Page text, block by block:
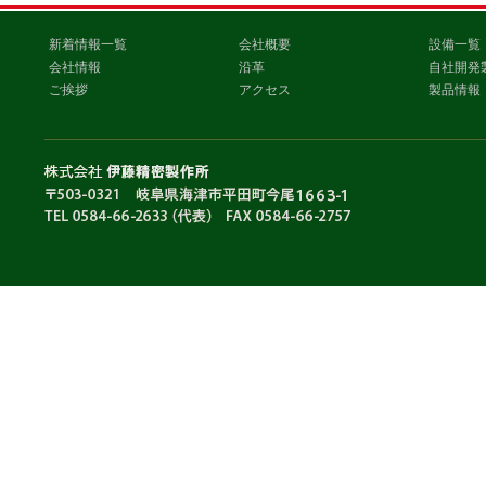
新着情報一覧
会社情報
ご挨拶
会社概要
沿革
アクセス
設備一覧
自社開発
製品情報